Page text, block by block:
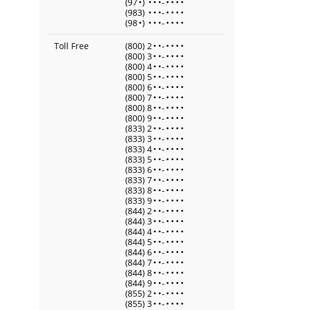
(983) • • •- • • • •
(98•) • • •- • • • •
Toll Free
(800) 2• •- • • • •
(800) 3• •- • • • •
(800) 4• •- • • • •
(800) 5• •- • • • •
(800) 6• •- • • • •
(800) 7• •- • • • •
(800) 8• •- • • • •
(800) 9• •- • • • •
(833) 2• •- • • • •
(833) 3• •- • • • •
(833) 4• •- • • • •
(833) 5• •- • • • •
(833) 6• •- • • • •
(833) 7• •- • • • •
(833) 8• •- • • • •
(833) 9• •- • • • •
(844) 2• •- • • • •
(844) 3• •- • • • •
(844) 4• •- • • • •
(844) 5• •- • • • •
(844) 6• •- • • • •
(844) 7• •- • • • •
(844) 8• •- • • • •
(844) 9• •- • • • •
(855) 2• •- • • • •
(855) 3• •- • • • •